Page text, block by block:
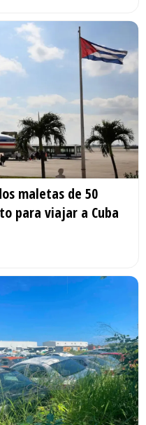
maletas de 50
para viajar a Cuba